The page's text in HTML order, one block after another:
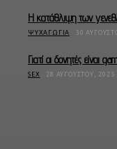
Η κατάθλιψη των
ΨΥΧΑΓΩΓΊΑ 30
Γιατί οι δονητές είναι
SEX 28 ΑΥΓΟΎΣΤΟΥ, 2025